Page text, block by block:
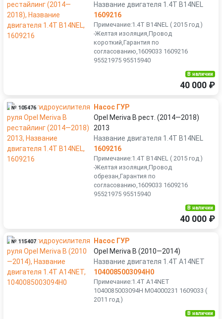
Название двигателя 1.4T B14NEL
1609216
Примечание:1.4T B14NEL ( 2015 год )
-Желтая изоляция,Провод
короткий,Гарантия по
согласованию,1609033 1609216
95521975 95515940
В наличии
40 000 ₽
№ 105476
Насос ГУР
Opel Meriva B рест. (2014—2018)
2013
Название двигателя 1.4T B14NEL
1609216
Примечание:1.4T B14NEL ( 2015 год )
-Желтая изоляция,Провод
обрезан,Гарантия по
согласованию,1609033 1609216
95521975 95515940
В наличии
40 000 ₽
№ 115407
Насос ГУР
Opel Meriva B (2010—2014)
Название двигателя 1.4T A14NET
1040085003094H0
Примечание:1.4T A14NET
1040085003094H M04000231 1609033 (
2011 год )
В наличии